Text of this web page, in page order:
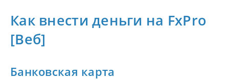
Как внести деньги на FxPro
[Веб]
Банковская карта